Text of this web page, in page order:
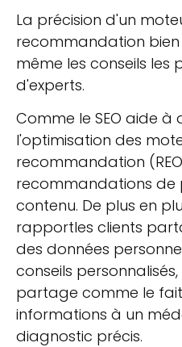
La précision d'un
recommandation
même les conseils les
d'experts.
Comme le SEO aide à
l'optimisation des
recommandation
recommandations de
contenu. De plus en
rapportles clients
des données
conseils
partage comme le
informations à un
diagnostic précis.